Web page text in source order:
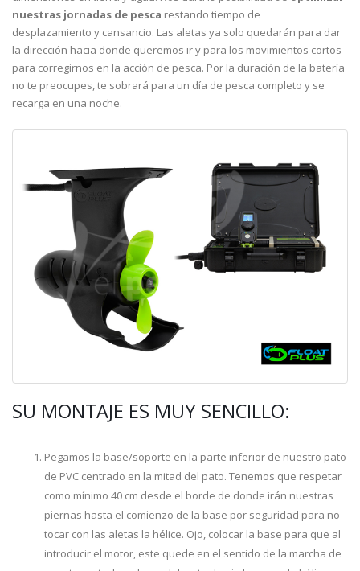
nuestras jornadas de pesca restando tiempo de
desplazamiento y cansancio. Las aletas ya solo quedarán para dar
la dirección hacia donde queremos ir y para los movimientos cortos
para corregirnos en la acción de pesca. Por la duración de la batería
no te preocupes, te sobrará para un día de pesca completo y se
recarga en una noche.
SU MONTAJE ES MUY SENCILLO:
Pegamos la base/soporte en la parte inferior de nuestro pato
de PVC centrado en la mitad del pato. Tenemos que respetar
como mínimo 40 cm desde el borde de donde irán nuestras
piernas hasta el comienzo de la base por seguridad para no
tocar con las aletas la hélice. Ojo, colocar la base para que al
introducir el motor, este quede en el sentido de la marcha de